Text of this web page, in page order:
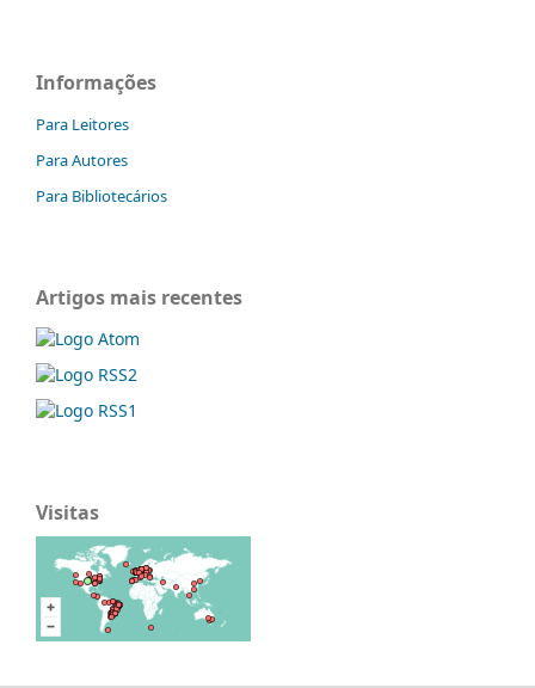
Informações
Para Leitores
Para Autores
Para Bibliotecários
Artigos mais recentes
Visitas